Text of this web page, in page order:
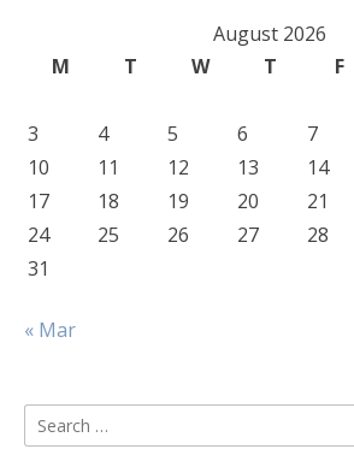
August 2026
M
T W T F
3
4 5 6 7
10
11 12 13 14
17
18 19 20 21
24
25 26 27 28
31
« Mar
Search
for: